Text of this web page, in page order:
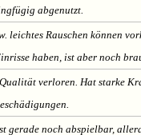
abgenutzt.
leichtes Rauschen können
haben, ist aber noch
verloren. Hat starke
gerade noch abspielbar,